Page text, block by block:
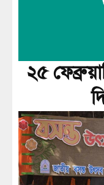
২৫